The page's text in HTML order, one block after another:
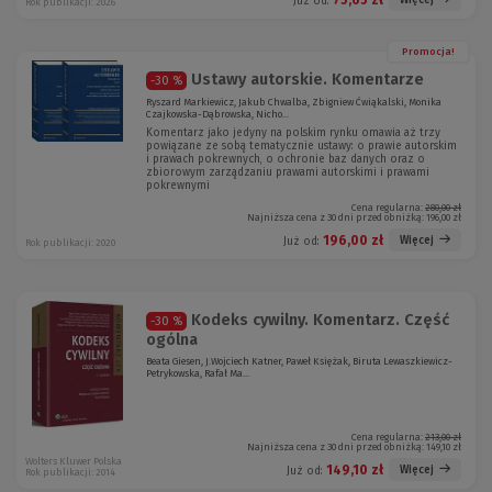
Rok publikacji: 2026
Promocja!
-30 % Ustawy autorskie. Komentarze
Ryszard Markiewicz, Jakub Chwalba, Zbigniew Ćwiąkalski, Monika
Czajkowska-Dąbrowska, Nicho...
Komentarz jako jedyny na polskim rynku omawia aż trzy
powiązane ze sobą tematycznie ustawy: o prawie autorskim
i prawach pokrewnych, o ochronie baz danych oraz o
zbiorowym zarządzaniu prawami autorskimi i prawami
pokrewnymi
Cena regularna: 280,00 zł
Najniższa cena z 30 dni przed obniżką: 196,00 zł
Już od: 196,00 zł Więcej
Rok publikacji: 2020
-30 %
Kodeks cywilny. Komentarz. Część
ogólna
Beata Giesen, J.Wojciech Katner, Paweł Księżak, Biruta Lewaszkiewicz-
Petrykowska, Rafał Ma...
Cena regularna: 213,00 zł
Najniższa cena z 30 dni przed obniżką: 149,10 zł
Już od: 149,10 zł Więcej
Wolters Kluwer Polska
Rok publikacji: 2014